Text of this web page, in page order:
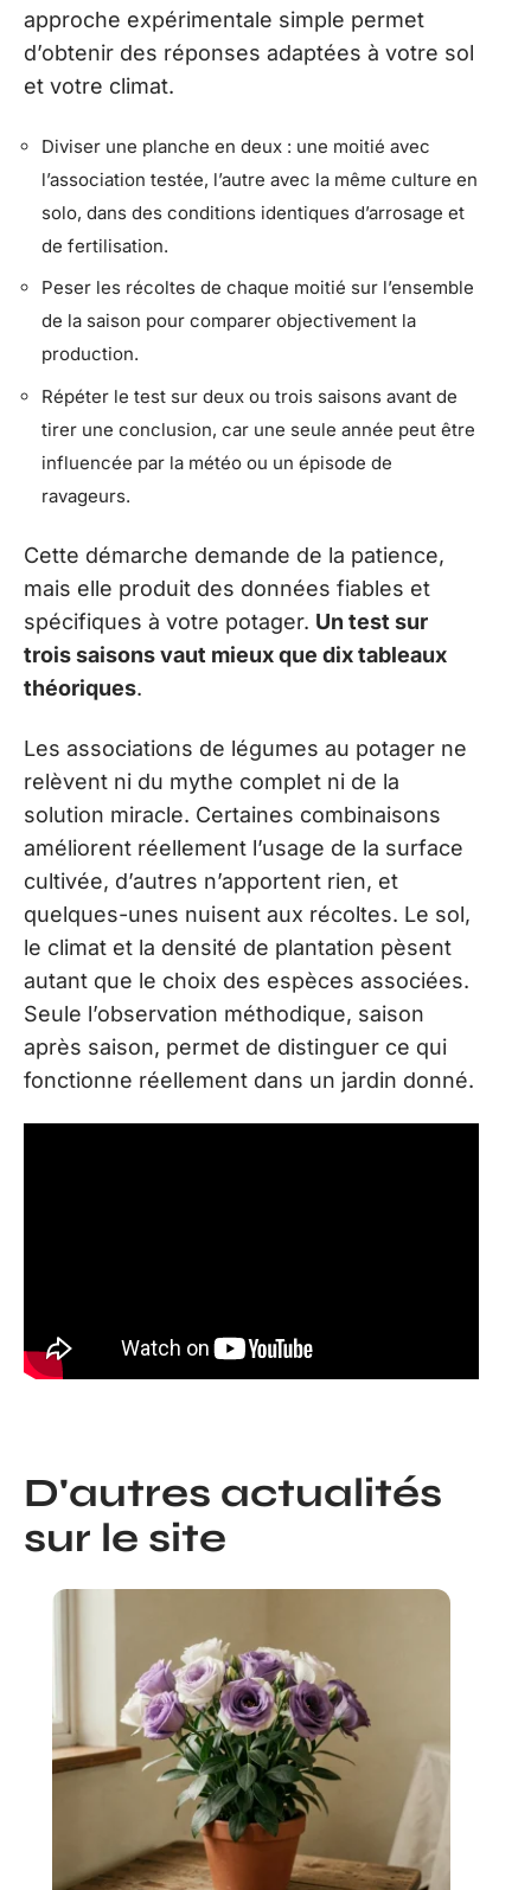
approche expérimentale simple permet
d’obtenir des réponses adaptées à votre sol
et votre climat.
Diviser une planche en deux : une moitié avec
l’association testée, l’autre avec la même culture en
solo, dans des conditions identiques d’arrosage et
de fertilisation.
Peser les récoltes de chaque moitié sur l’ensemble
de la saison pour comparer objectivement la
production.
Répéter le test sur deux ou trois saisons avant de
tirer une conclusion, car une seule année peut être
influencée par la météo ou un épisode de
ravageurs.
Cette démarche demande de la patience,
mais elle produit des données fiables et
spécifiques à votre potager. Un test sur
trois saisons vaut mieux que dix tableaux
théoriques.
Les associations de légumes au potager ne
relèvent ni du mythe complet ni de la
solution miracle. Certaines combinaisons
améliorent réellement l’usage de la surface
cultivée, d’autres n’apportent rien, et
quelques-unes nuisent aux récoltes. Le sol,
le climat et la densité de plantation pèsent
autant que le choix des espèces associées.
Seule l’observation méthodique, saison
après saison, permet de distinguer ce qui
fonctionne réellement dans un jardin donné.
D'autres actualités
sur le site